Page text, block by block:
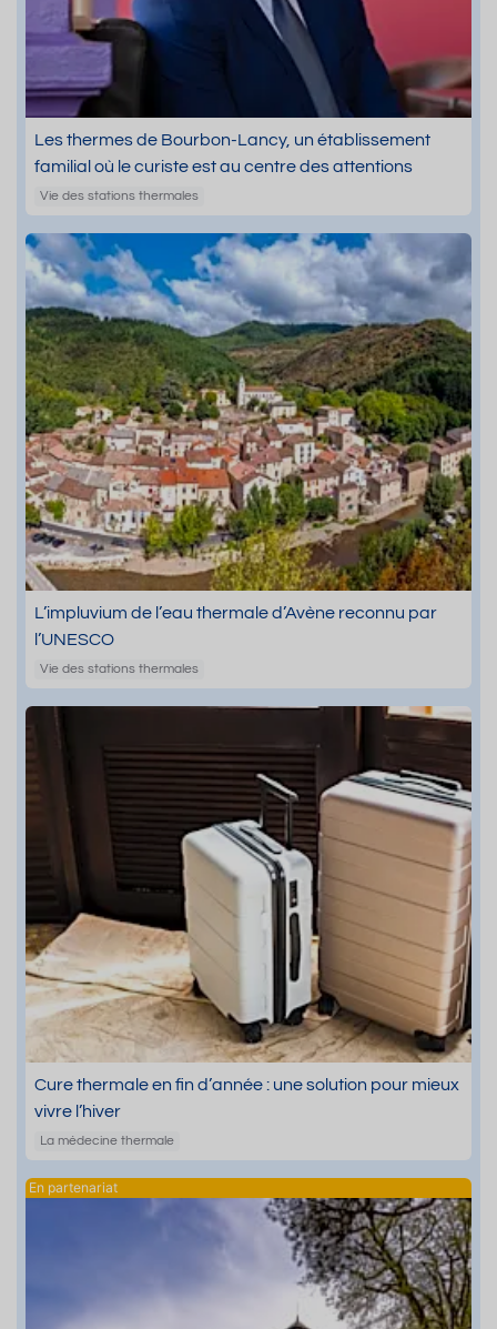
Les thermes de Bourbon-Lancy, un établissement
familial où le curiste est au centre des attentions
Vie des stations thermales
L’impluvium de l’eau thermale d’Avène reconnu par
l’UNESCO
Vie des stations thermales
Cure thermale en fin d’année : une solution pour mieux
vivre l’hiver
La médecine thermale